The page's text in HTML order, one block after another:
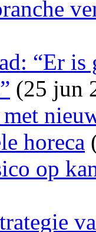
“Er
(25 jun
horeca
op